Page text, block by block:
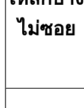
ไม่ซอย